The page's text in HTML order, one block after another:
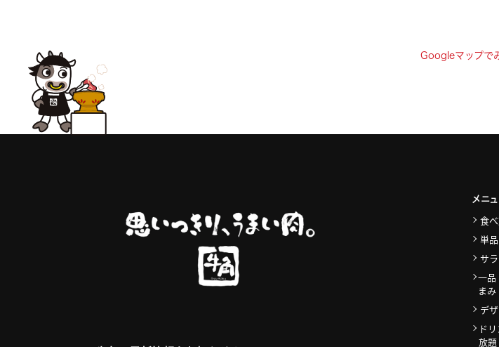
Googleマップで
メニ
食
単
サ
一品
ま
デ
ド
放題